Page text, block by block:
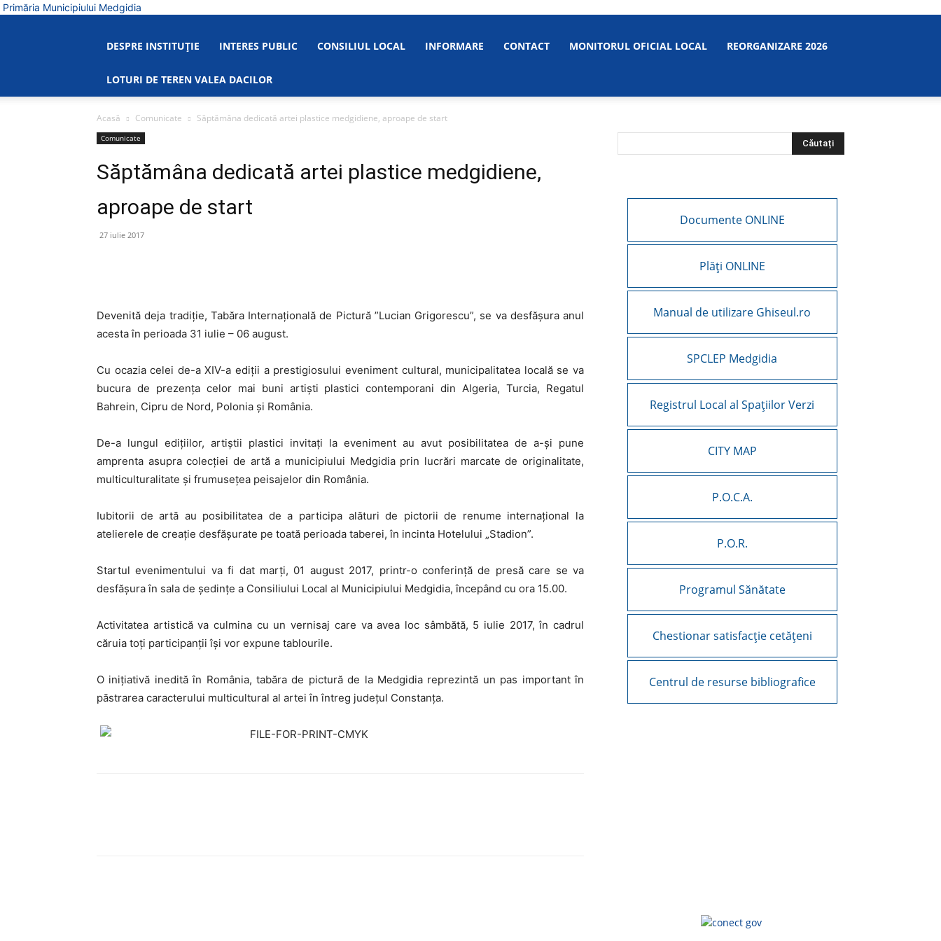
Primăria Municipiului Medgidia
DESPRE INSTITUȚIE INTERES PUBLIC CONSILIUL LOCAL INFORMARE CONTACT MONITORUL OFICIAL LOCAL REORGANIZARE 2026
LOTURI DE TEREN VALEA DACILOR
Acasă Comunicate Săptămâna dedicată artei plastice medgidiene, aproape de start
Comunicate
Săptămâna dedicată artei plastice medgidiene,
aproape de start
27 iulie 2017
Devenită deja tradiție, Tabăra Internațională de Pictură ”Lucian Grigorescu”, se va desfășura anul
acesta în perioada 31 iulie – 06 august.
Cu ocazia celei de-a XIV-a ediții a prestigiosului eveniment cultural, municipalitatea locală se va
bucura de prezența celor mai buni artiști plastici contemporani din Algeria, Turcia, Regatul
Bahrein, Cipru de Nord, Polonia și România.
De-a lungul edițiilor, artiștii plastici invitați la eveniment au avut posibilitatea de a-și pune
amprenta asupra colecției de artă a municipiului Medgidia prin lucrări marcate de originalitate,
multiculturalitate și frumusețea peisajelor din România.
Iubitorii de artă au posibilitatea de a participa alături de pictorii de renume internațional la
atelierele de creație desfășurate pe toată perioada taberei, în incinta Hotelului „Stadion”.
Startul evenimentului va fi dat marți, 01 august 2017, printr-o conferință de presă care se va
desfășura în sala de ședințe a Consiliului Local al Municipiului Medgidia, începând cu ora 15.00.
Activitatea artistică va culmina cu un vernisaj care va avea loc sâmbătă, 5 iulie 2017, în cadrul
căruia toți participanții își vor expune tablourile.
O inițiativă inedită în România, tabăra de pictură de la Medgidia reprezintă un pas important în
păstrarea caracterului multicultural al artei în întreg județul Constanța.
Documente ONLINE
Plăți ONLINE
Manual de utilizare Ghiseul.ro
SPCLEP Medgidia
Registrul Local al Spațiilor Verzi
CITY MAP
P.O.C.A.
P.O.R.
Programul Sănătate
Chestionar satisfacție cetățeni
Centrul de resurse bibliografice